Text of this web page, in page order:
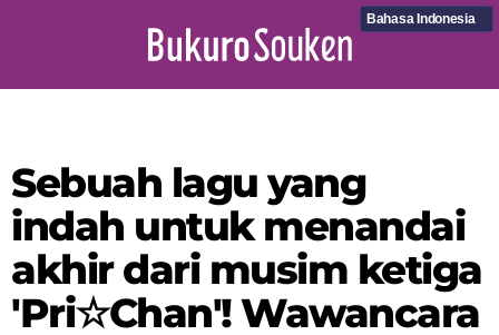
Bahasa Indonesia
Sebuah lagu yang
indah untuk menandai
akhir dari musim ketiga
'Pri☆Chan'! Wawancara